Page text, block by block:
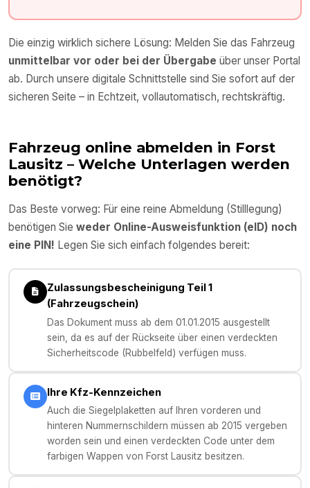
Die einzig wirklich sichere Lösung: Melden Sie das Fahrzeug
unmittelbar vor oder bei der Übergabe über unser Portal
ab. Durch unsere digitale Schnittstelle sind Sie sofort auf der
sicheren Seite – in Echtzeit, vollautomatisch, rechtskräftig.
Fahrzeug online abmelden in Forst
Lausitz – Welche Unterlagen werden
benötigt?
Das Beste vorweg: Für eine reine Abmeldung (Stilllegung)
benötigen Sie weder Online-Ausweisfunktion (eID) noch
eine PIN! Legen Sie sich einfach folgendes bereit:
Zulassungsbescheinigung Teil 1
(Fahrzeugschein)
Das Dokument muss ab dem 01.01.2015 ausgestellt
sein, da es auf der Rückseite über einen verdeckten
Sicherheitscode (Rubbelfeld) verfügen muss.
Ihre Kfz-Kennzeichen
Auch die Siegelplaketten auf Ihren vorderen und
hinteren Nummernschildern müssen ab 2015 vergeben
worden sein und einen verdeckten Code unter dem
farbigen Wappen von Forst Lausitz besitzen.